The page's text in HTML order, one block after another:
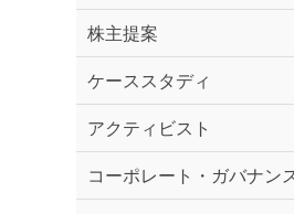
株主提案
ケーススタディ
アクティビスト
コーポレート・ガバナン